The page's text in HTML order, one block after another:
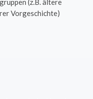
(z.B. ältere
Vorgeschichte)